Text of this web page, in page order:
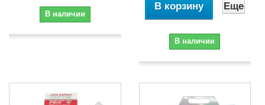
В наличии
В корзину Еще
В наличии